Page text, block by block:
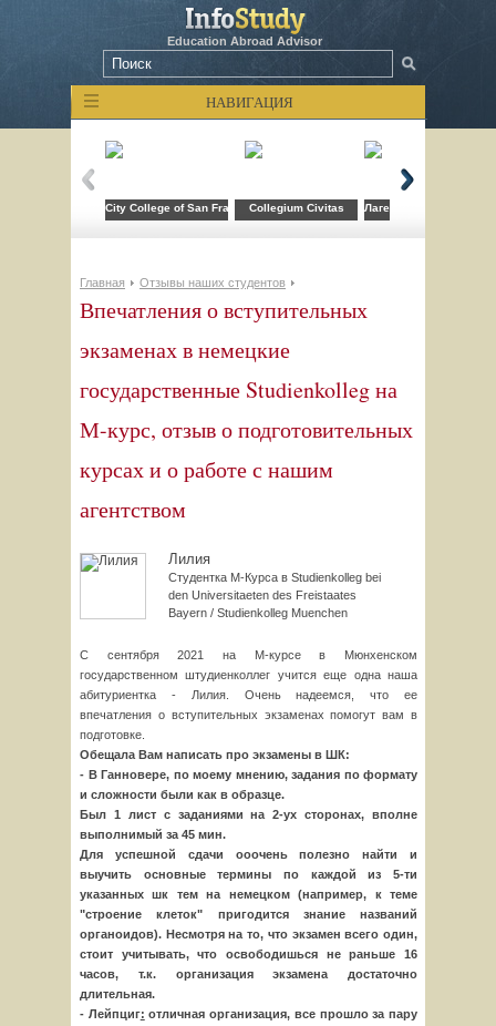
Education Abroad Advisor
НАВИГАЦИЯ
City College of San FranciscoCollegium Civitas Лагерь компьютерных
Главная Отзывы наших студентов
Впечатления о вступительных
экзаменах в немецкие
государственные Studienkolleg на
М-курс, отзыв о подготовительных
курсах и о работе с нашим
агентством
Лилия
Студентка М-Курса в Studienkolleg bei
den Universitaeten des Freistaates
Bayern / Studienkolleg Muenchen
С сентября 2021 на М-курсе в Мюнхенском
государственном штудиенколлег учится еще одна наша
абитуриентка - Лилия. Очень надеемся, что ее
впечатления о вступительных экзаменах помогут вам в
подготовке.
Обещала Вам написать про экзамены в ШК:
- В Ганновере, по моему мнению, задания по формату
и сложности были как в образце.
Был 1 лист с заданиями на 2-ух сторонах, вполне
выполнимый за 45 мин.
Для успешной сдачи ооочень полезно найти и
выучить основные термины по каждой из 5-ти
указанных шк тем на немецком (например, к теме
"строение клеток" пригодится знание названий
органоидов). Несмотря на то, что экзамен всего один,
стоит учитывать, что освободишься не раньше 16
часов, т.к. организация экзамена достаточно
длительная.
- Лейпциг: отличная организация, все прошло за пару